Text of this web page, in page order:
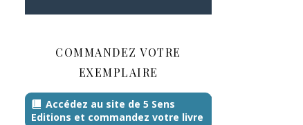
COMMANDEZ VOTRE
EXEMPLAIRE
Accédez au site de 5 Sens
Editions et commandez votre livre